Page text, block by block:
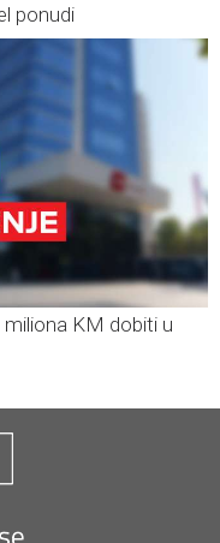
ponudi
KM dobiti u